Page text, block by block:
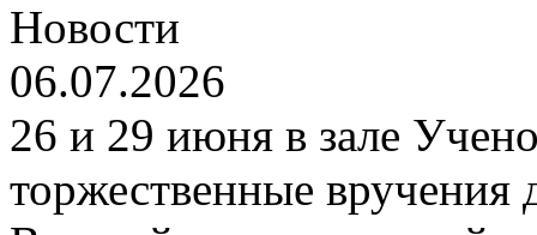
Новости
06.07.2026
26 и 29 июня в зале
торжественные